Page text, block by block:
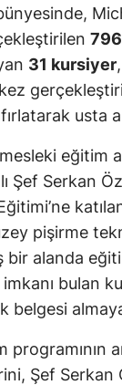
31 kursiyer
usta
eğitim
Şef Serkan
pişirme
alanda
bulan
belgesi
Şef Serkan